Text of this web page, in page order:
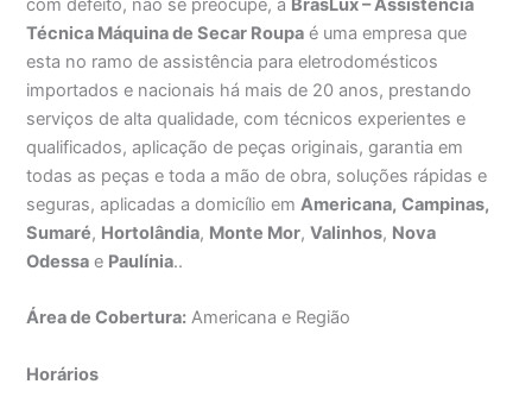
com defeito, não se preocupe, a BrasLux – Assistência
Técnica Máquina de Secar Roupa é uma empresa que
esta no ramo de assistência para eletrodomésticos
importados e nacionais há mais de 20 anos, prestando
serviços de alta qualidade, com técnicos experientes e
qualificados, aplicação de peças originais, garantia em
todas as peças e toda a mão de obra, soluções rápidas e
seguras, aplicadas a domicílio emAmericana, Campinas,
Sumaré, Hortolândia, Monte Mor,Valinhos, Nova
Odessa e Paulínia..
Área de Cobertura: Americana e Região
Horários